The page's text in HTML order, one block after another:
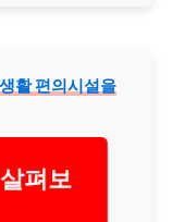
활 편의시설을
펴보